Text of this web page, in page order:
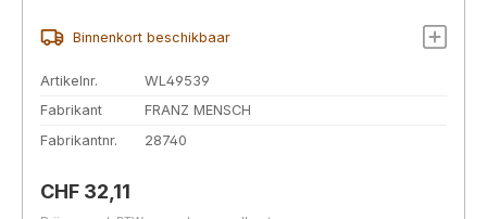
Binnenkort beschikbaar
Artikelnr.
WL49539
Fabrikant
FRANZ MENSCH
Fabrikantnr.
28740
Normale prijs:
CHF 32,11